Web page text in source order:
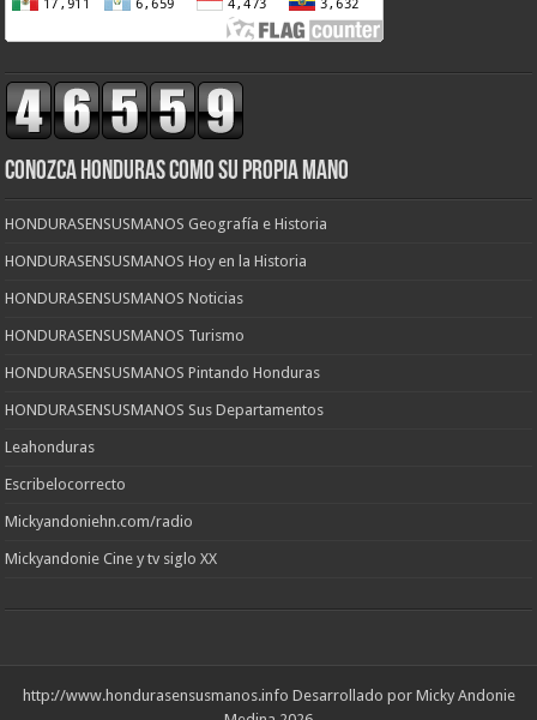
CONOZCA HONDURAS COMO SU PROPIA MANO
HONDURASENSUSMANOS Geografía e Historia
HONDURASENSUSMANOS Hoy en la Historia
HONDURASENSUSMANOS Noticias
HONDURASENSUSMANOS Turismo
HONDURASENSUSMANOS Pintando Honduras
HONDURASENSUSMANOS Sus Departamentos
Leahonduras
Escribelocorrecto
Mickyandoniehn.com/radio
Mickyandonie Cine y tv siglo XX
http://www.hondurasensusmanos.info Desarrollado por Micky Andonie